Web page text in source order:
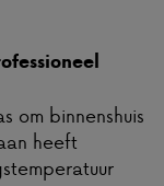
om binnenshuis
heeft